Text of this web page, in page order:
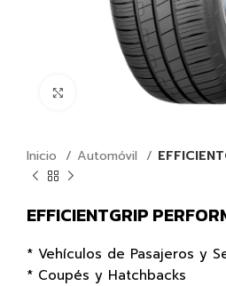
Click para agrandar
Inicio Automóvil
EFFICIENTGRIP
* Vehículos de Pasajeros y
* Coupés y Hatchbacks